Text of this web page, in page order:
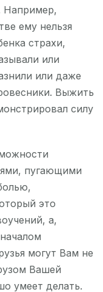
Например,
ему нельзя
страхи,
или
или даже
Выжить
силу
пугающими
это
а,
могут Вам не
Вашей
умеет делать.